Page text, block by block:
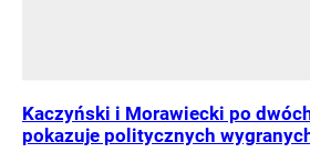
Kaczyński i Morawiecki po
pokazuje politycznych